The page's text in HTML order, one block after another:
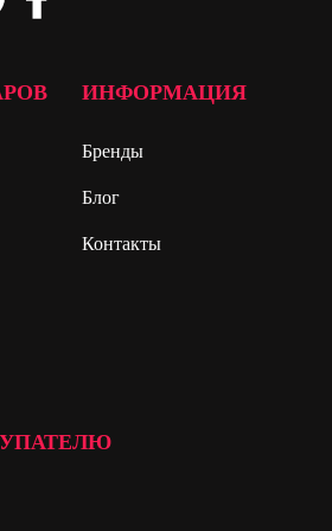
ИНФОРМАЦИЯ
Бренды
Блог
Контакты